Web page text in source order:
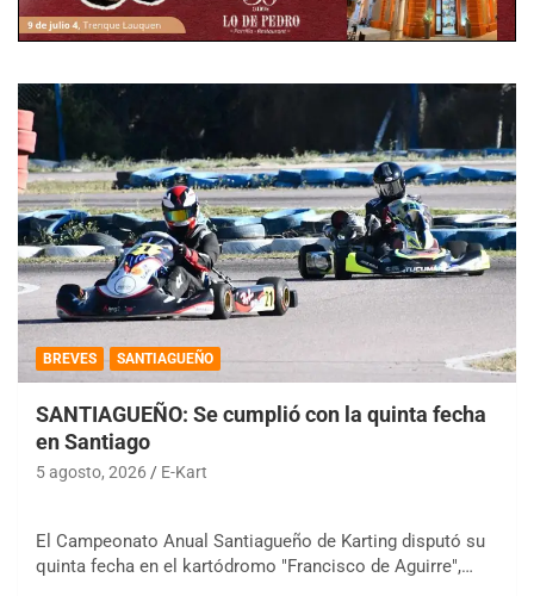
BREVES SANTIAGUEÑO
SANTIAGUEÑO: Se cumplió con la quinta fecha
en Santiago
5 agosto, 2026 E-Kart
El Campeonato Anual Santiagueño de Karting disputó su
quinta fecha en el kartódromo "Francisco de Aguirre",…